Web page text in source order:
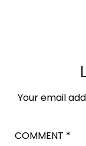
Your email
COMMENT *